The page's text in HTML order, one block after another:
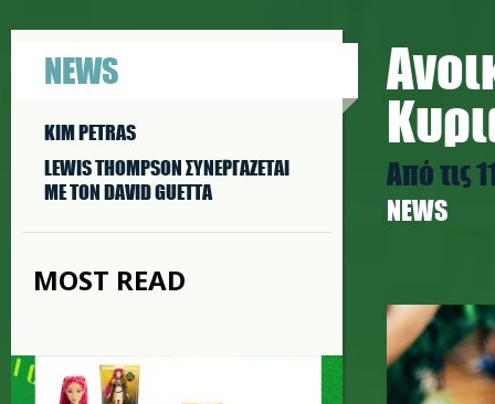
NEWS
KIM PETRAS
LEWIS THOMPSON ΣΥΝΕΡΓAΖΕΤΑΙ
ΜΕ ΤΟΝ DAVID GUETTA
MOST READ
Από τις
NEWS